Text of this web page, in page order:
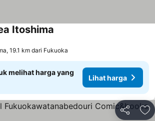
Itoshima
19.1 km dari Fukuoka
melihat harga yang
Lihat harga
Bagikan